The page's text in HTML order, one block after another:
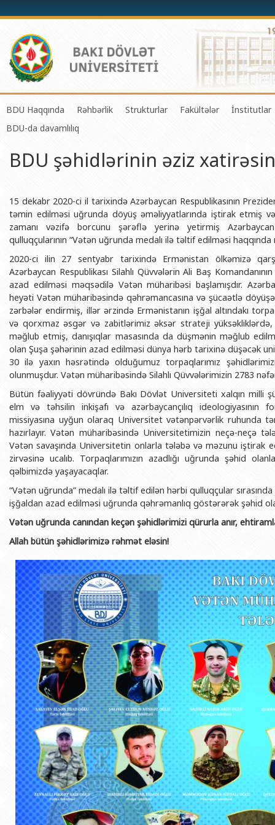
BDU Haqqında
BDU-nun tarixi
BDU-nun Missiya və Strateji inkişaf planı
Akkreditasiya haqqında Sertifikat
BDU-nun üzv olduğu beynəlxalq təşkilatlar
BDU-nun qrant layihələri
Rektorlarımız
BDU-nun məzunları
Fəxri doktorlarımız
BDU-da təhsil
BDU-da tədris olunan ixtisaslar
Universitet tarixinin ən mühüm hadisələri
Rəhbərlik
Prorektorlar
Dekanlar
Həmkarlar İttifaqı Komitəsi
Tədris Metodiki Şura
Strukturlar
Elmi fəaliyyətin təşkili və
Beynəlxalq əlaqələr şöbəsi
Xarici tələbələrlə iş şöbəsi
İctimaiyyətlə əlaqələr və
Humanitar məsələlər və gənclər
İnsan resursları və hüquq şöbəsi
Sənədlər və Müraciətlərlə iş
Maliyyə və təminat Departamenti
Keyfiyyətin təminatı, monitorinq
Psixoloji Yardım Sektoru
Mədəniyyət-yaradıcılıq Mərkəzi
İdman-sağlamlıq Mərkəzi
BDU-nun Nəşr Evi
Fakültələr
Tətbiqi riyaziyyat
Kimya fakültəsi
Biologiya fakültəsi
Ekologiya və
Coğrafiya fakültəsi
Geologiya fakültəsi
Filologiya fakültəsi
Tarix fakültəsi
Beynəlxalq
Hüquq fakültəsi
Jurnalistika fakültəsi
İnformasiya və
Şərqşünasliq
Sosial elmlər və
İnstitutlar
Tətbiqi
və
Şəxsi
Publik
BDU-da davamlılıq
BDU şəhidlərinin əziz
15 dekabr 2020-ci il tarixində Azərbaycan Respublikasının
təmin edilməsi uğrunda döyüş əməliyyatlarında iştirak etmiş və
zamanı vəzifə borcunu şərəflə yerinə yetirmiş Azərbaycan
qulluqçularının “Vətən uğrunda medalı ilə təltif edilməsi haqqında
2020-ci ilin 27 sentyabr tarixində Ermənistan ölkəmizə
Azərbaycan Respublikası Silahlı Qüvvələrin Ali Baş
azad edilməsi məqsədilə Vətən müharibəsi başlamışdır.
heyəti Vətən müharibəsində qəhrəmancasına və şücaətlə
zərbələr endirmiş, illər ərzində Ermənistanın işğal altındakı
və qorxmaz əsgər və zabitlərimiz əksər strateji yüksəkliklərdə,
məğlub etmiş, danışıqlar masasında da düşmənin məğlub
olan Şuşa şəhərinin azad edilməsi dünya hərb tarixinə düşəcək
30 ilə yaxın həsrətində olduğumuz torpaqlarımız
olunmuşdur. Vətən müharibəsində Silahlı Qüvvələrimizin 2783
Bütün fəaliyyəti dövründə Bakı Dövlət Universiteti xalqın milli
elm və təhsilin inkişafı və azərbaycançılıq ideologiyasının
missiyasına uyğun olaraq Universitet vətənpərvərlik ruhunda
hazırlayır. Vətən müharibəsində Universitetimizin neçə-neçə
Vətən savaşında Universitetin onlarla tələbə və məzunu iştirak
zirvəsinə ucalıb. Torpaqlarımızın azadlığı uğrunda şəhid
qəlbimizdə yaşayacaqlar.
“Vətən uğrunda” medalı ilə təltif edilən hərbi qulluqçular
işğaldan azad edilməsi uğrunda qəhrəmanlıq göstərərək şəhid
Vətən uğrunda canından keçən şəhidlərimizi qürurla anır,
Allah bütün şəhidlərimizə rəhmət eləsin!